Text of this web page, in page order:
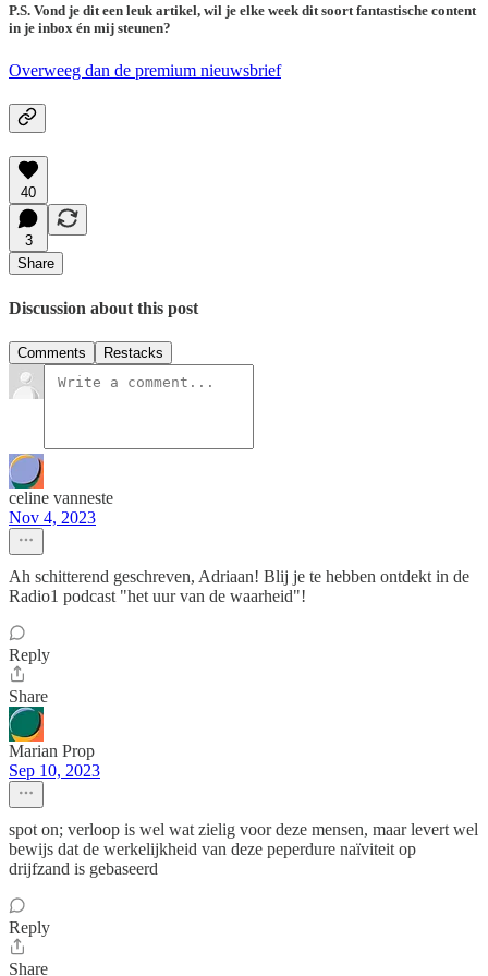
P.S. Vond je dit een leuk artikel, wil je elke week dit soort fantastische content
in je inbox én mij steunen?
Overweeg dan de premium nieuwsbrief
40
3
Share
Discussion about this post
Comments Restacks
celine vanneste
Nov 4, 2023
Ah schitterend geschreven, Adriaan! Blij je te hebben ontdekt in de
Radio1 podcast "het uur van de waarheid"!
Reply
Share
Marian Prop
Sep 10, 2023
spot on; verloop is wel wat zielig voor deze mensen, maar levert wel
bewijs dat de werkelijkheid van deze peperdure naïviteit op
drijfzand is gebaseerd
Reply
Share